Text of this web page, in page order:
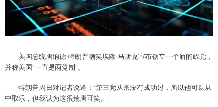
美国总统唐纳德·特朗普嘲笑埃隆·马斯克宣布创立一个新的政党，
并称美国“一直是两党制”。
特朗普周日对记者说道：“第三党从来没有成功过，所以他可以从
中取乐，但我认为这很荒唐可笑。”